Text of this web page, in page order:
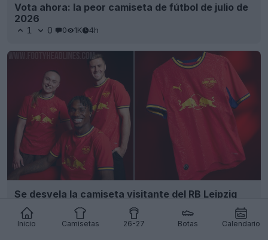
Inicio Camisetas 26-27 Botas Calendario
Vota ahora: la peor camiseta de fútbol de julio de
2026
1 0 0 1K 4h
Se desvela la camiseta visitante del RB Leipzig
26-27: un homenaje al Jardín Botánico de Leipzig
41 2.1K